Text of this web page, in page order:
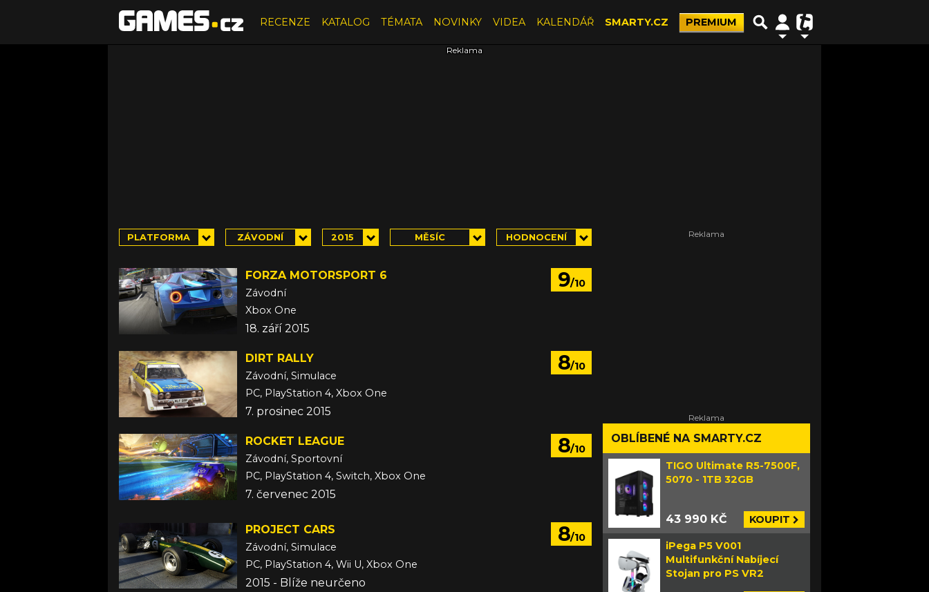
RECENZE KATALOG TÉMATA NOVINKY VIDEA KALENDÁŘ SMARTY.CZ PREMIUM
PLATFORMA ZÁVODNÍ 2015 MĚSÍC HODNOCENÍ
9/10
FORZA MOTORSPORT 6
Závodní
Xbox One
18. září 2015
8/10
DIRT RALLY
Závodní, Simulace
PC, PlayStation 4, Xbox One
7. prosinec 2015
8/10
ROCKET LEAGUE
Závodní, Sportovní
PC, PlayStation 4, Switch, Xbox One
7. červenec 2015
8/10
PROJECT CARS
Závodní, Simulace
PC, PlayStation 4, Wii U, Xbox One
2015 - Blíže neurčeno
OBLÍBENÉ NA SMARTY.CZ
TIGO Ultimate R5-7500F,
5070 - 1TB 32GB
43 990 KČ KOUPIT
iPega P5 V001
Multifunkční Nabíjecí
Stojan pro PS VR2